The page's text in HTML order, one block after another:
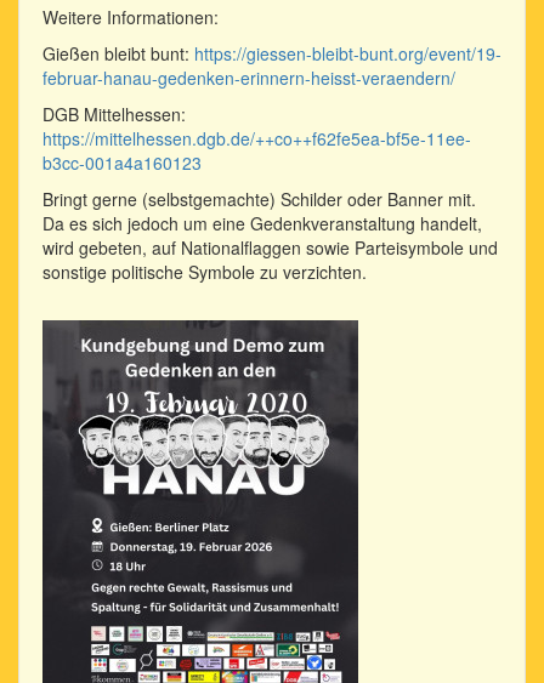
Weitere Informationen:
Gießen bleibt bunt: https://giessen-bleibt-bunt.org/event/19-
februar-hanau-gedenken-erinnern-heisst-veraendern/
DGB Mittelhessen:
https://mittelhessen.dgb.de/++co++f62fe5ea-bf5e-11ee-
b3cc-001a4a160123
Bringt gerne (selbstgemachte) Schilder oder Banner mit.
Da es sich jedoch um eine Gedenkveranstaltung handelt,
wird gebeten, auf Nationalflaggen sowie Parteisymbole und
sonstige politische Symbole zu verzichten.